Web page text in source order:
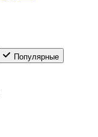
Популярные